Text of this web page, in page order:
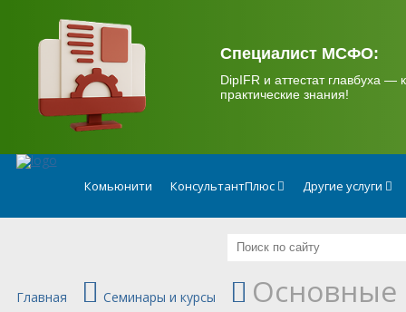
Специалист МСФО:
DipIFR и аттестат главбуха —
практические знания!
Комьюнити КонсультантПлюс Другие услуги
Главная Семинары и курсы Основные